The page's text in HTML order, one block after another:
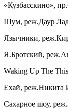
«Кузбасскино»,
Шум, реж.Даур
Язычники,
Я.Бротский,
Waking Up The
Ехай, реж.Никита
Сахарное шоу,